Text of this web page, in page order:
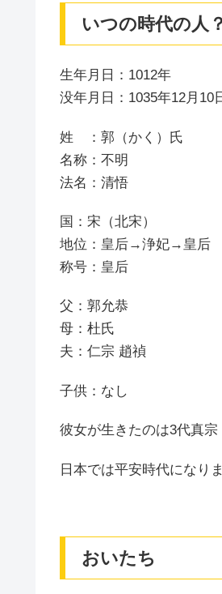
いつの時代の人？
生年月日：1012年
没年月日：1035年12月10
姓 ：郭（かく）氏
名称：不明
法名：清悟
国：宋（北宋）
地位：皇后→浄妃→皇后
称号：皇后
父：郭允恭
母：杜氏
夫：仁宗 趙禎
子供：なし
彼女が生きたのは3代真
日本では平安時代になりま
おいたち